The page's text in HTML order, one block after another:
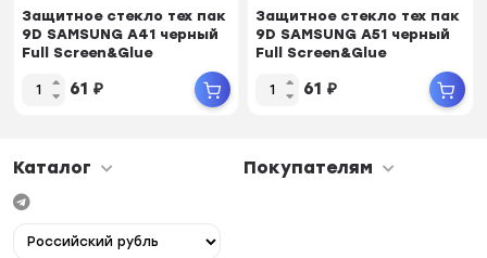
Защитное стекло тех пак
9D SAMSUNG A41 черный
Full Screen&Glue
61 ₽
Защитное стекло тех пак
9D SAMSUNG A51 черный
Full Screen&Glue
61 ₽
Каталог Покупателям